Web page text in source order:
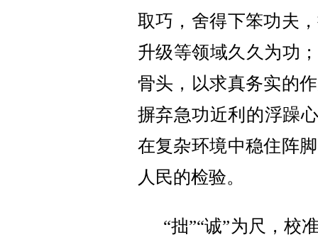
取巧，舍得下笨功夫
升级等领域久久为功 ；
骨头，以求真务实的
摒弃急功近利的浮躁
在复杂环境中稳住阵
人民的检验。
“拙”“诚”为尺，校